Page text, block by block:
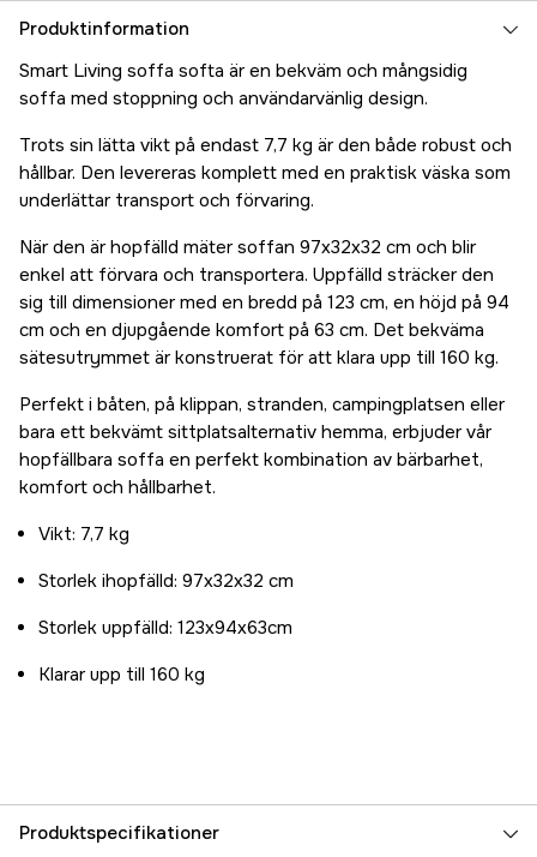
Produktinformation
Smart Living soffa softa är en bekväm och mångsidig
soffa med stoppning och användarvänlig design.
Trots sin lätta vikt på endast 7,7 kg är den både robust och
hållbar. Den levereras komplett med en praktisk väska som
underlättar transport och förvaring.
När den är hopfälld mäter soffan 97x32x32 cm och blir
enkel att förvara och transportera. Uppfälld sträcker den
sig till dimensioner med en bredd på 123 cm, en höjd på 94
cm och en djupgående komfort på 63 cm. Det bekväma
sätesutrymmet är konstruerat för att klara upp till 160 kg.
Perfekt i båten, på klippan, stranden, campingplatsen eller
bara ett bekvämt sittplatsalternativ hemma, erbjuder vår
hopfällbara soffa en perfekt kombination av bärbarhet,
komfort och hållbarhet.
Vikt: 7,7 kg
Storlek ihopfälld: 97x32x32 cm
Storlek uppfälld: 123x94x63cm
Klarar upp till 160 kg
Produktspecifikationer